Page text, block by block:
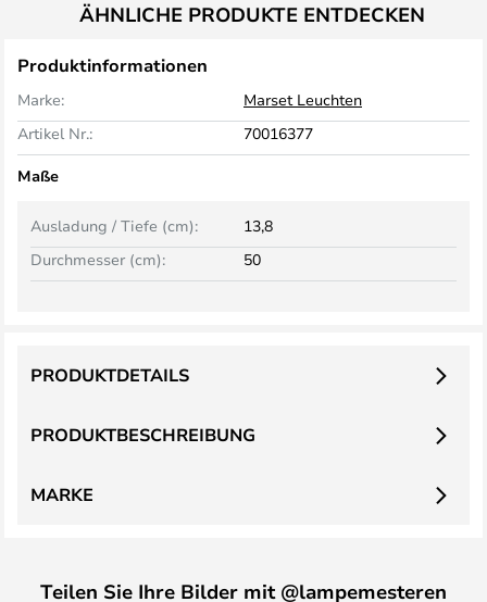
ÄHNLICHE PRODUKTE ENTDECKEN
Produktinformationen
Marke:
Marset Leuchten
Artikel Nr.:
70016377
Maße
Ausladung / Tiefe (cm):
13,8
Durchmesser (cm):
50
PRODUKTBESCHREIBUNG
PRODUKTDETAILS
MARKE
Teilen Sie Ihre Bilder mit @lampemesteren